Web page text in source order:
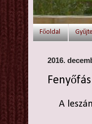
Főoldal
2016.
A